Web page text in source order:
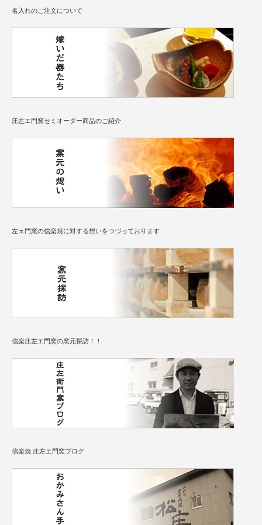
名入れのご注文について
庄左エ門窯セミオーダー商品のご紹介
左ェ門窯の信楽焼に対する想いをつづっております
信楽庄左エ門窯の窯元探訪！！
信楽焼 庄左エ門窯ブログ